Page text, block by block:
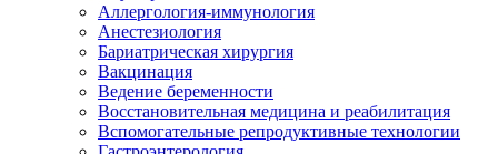
Аллергология-иммунология
Анестезиология
Бариатрическая хирургия
Вакцинация
Ведение беременности
Восстановительная медицина и реабилитация
Вспомогательные репродуктивные технологии